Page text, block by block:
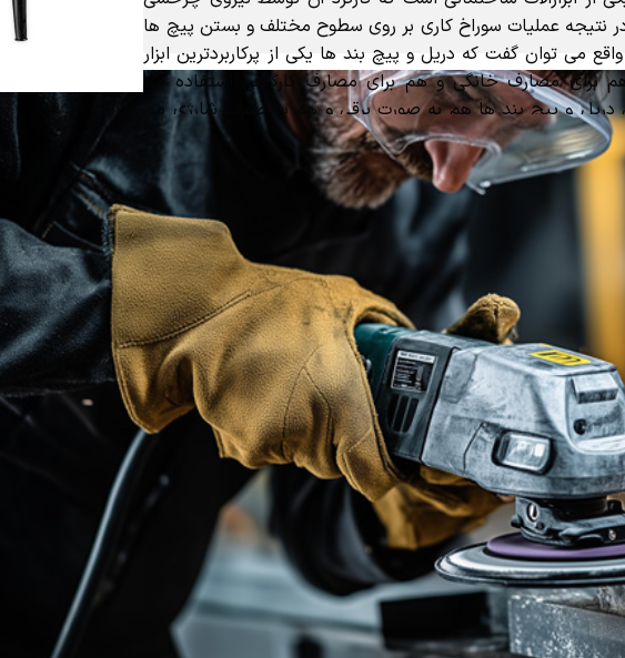
نتیجه عملیات سوراخ کاری بر روی سطوح مختلف و بستن پیچ ها
می توان گفت که دریل و پیچ بند ها یکی از پرکاربردترین ابزار
مصارف خانگی و هم برای مصارف کارگاهی استفاده می
و پیچ بند ها هم به صورت برقی و هم به صورت شارژی می